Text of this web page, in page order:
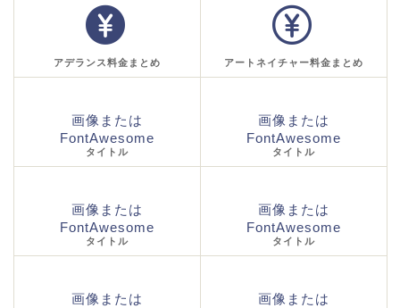
アデランス料金まとめ アートネイチャー料金まとめ
画像または
FontAwesome
タイトル
画像または
FontAwesome
タイトル
画像または
FontAwesome
タイトル
画像または
FontAwesome
タイトル
画像または
画像または